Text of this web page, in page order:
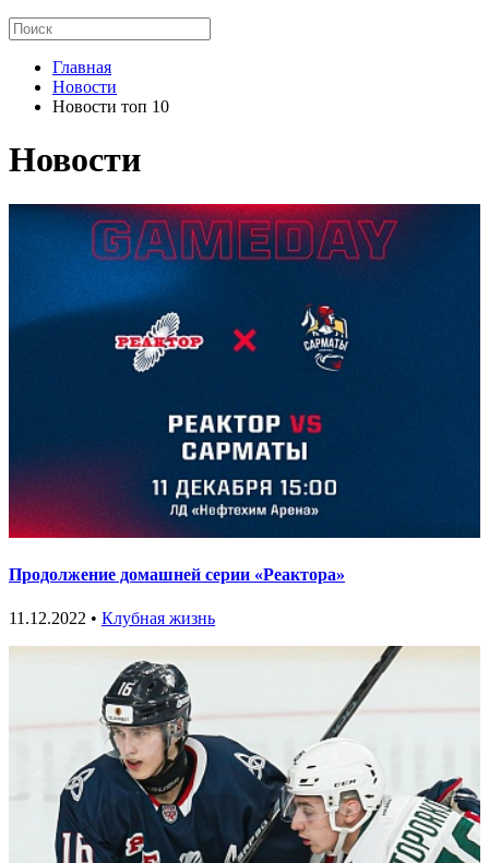
Главная
Новости
Новости топ 10
Новости
Продолжение домашней серии «Реактора»
11.12.2022 • Клубная жизнь